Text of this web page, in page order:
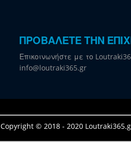
ΠΡΟΒΑΛΕΤΕ ΤΗΝ
Επικοινωνήστε με το
info@loutraki365.gr
Copyright © 2018 - 2020